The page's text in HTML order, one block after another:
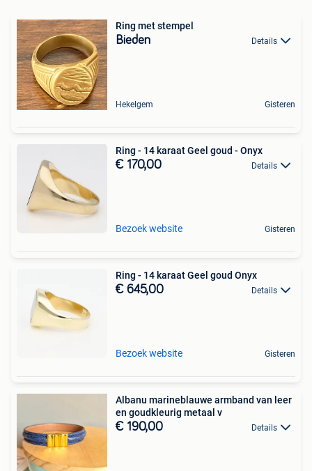
Ring met stempel
Bieden Details
Hekelgem Gisteren
Ring - 14 karaat Geel goud - Onyx
€ 170,00 Details
Bezoek website Gisteren
Ring - 14 karaat Geel goud Onyx
€ 645,00 Details
Bezoek website Gisteren
Albanu marineblauwe armband van leer
en goudkleurig metaal v
€ 190,00 Details